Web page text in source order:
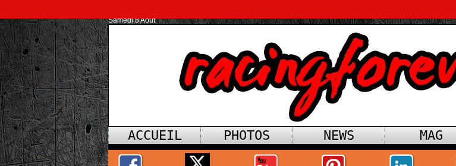
Samedi 8 Août
ACCUEIL PHOTOS NEWS MAG